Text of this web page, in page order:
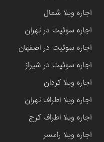
اجاره ویلا شمال
اجاره سوئیت در تهران
اجاره سوئیت در اصفهان
اجاره سوئیت در شیراز
اجاره ویلا کردان
اجاره ویلا اطراف تهران
اجاره ویلا اطراف کرج
اجاره ویلا رامسر